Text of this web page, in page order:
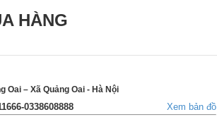
HÀNG
Oai – Xã Quảng Oai - Hà Nội
0338608888 Xem bản đồ